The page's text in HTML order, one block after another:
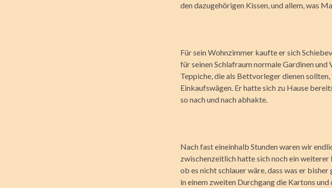
den dazugehörigen Kissen, und allem, was
Für sein Wohnzimmer kaufte er sich
für seinen Schlafraum normale Gardinen
Teppiche, die als Bettvorleger dienen
Einkaufswägen. Er hatte sich zu Hause
so nach und nach abhakte.
Nach fast eineinhalb Stunden waren wir
zwischenzeitlich hatte sich noch ein
ob es nicht schlauer wäre, dass was er
in einem zweiten Durchgang die Kartons